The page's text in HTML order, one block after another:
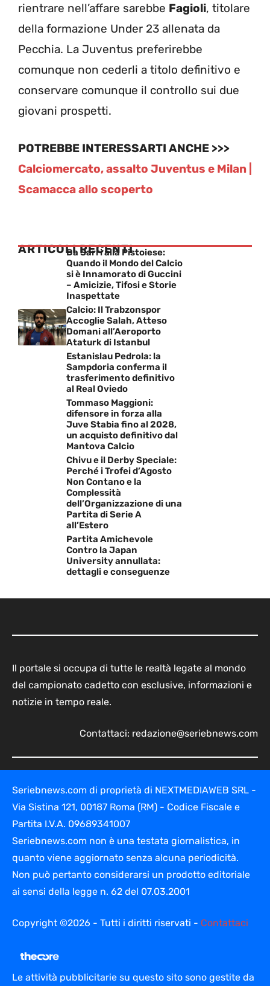
rientrare nell’affare sarebbe Fagioli, titolare
della formazione Under 23 allenata da
Pecchia. La Juventus preferirebbe
comunque non cederli a titolo definitivo e
conservare comunque il controllo sui due
giovani prospetti.
POTREBBE INTERESSARTI ANCHE >>>
Calciomercato, assalto Juventus e Milan |
Scamacca allo scoperto
ARTICOLI RECENTI
Da Sarri alla Pistoiese:
Quando il Mondo del Calcio
si è Innamorato di Guccini
– Amicizie, Tifosi e Storie
Inaspettate
Calcio: Il Trabzonspor
Accoglie Salah, Atteso
Domani all’Aeroporto
Ataturk di Istanbul
Estanislau Pedrola: la
Sampdoria conferma il
trasferimento definitivo
al Real Oviedo
Tommaso Maggioni:
difensore in forza alla
Juve Stabia fino al 2028,
un acquisto definitivo dal
Mantova Calcio
Chivu e il Derby Speciale:
Perché i Trofei d’Agosto
Non Contano e la
Complessità
dell’Organizzazione di una
Partita di Serie A
all’Estero
Partita Amichevole
Contro la Japan
University annullata:
dettagli e conseguenze
Il portale si occupa di tutte le realtà legate al mondo
del campionato cadetto con esclusive, informazioni e
notizie in tempo reale.
Contattaci: redazione@seriebnews.com
Seriebnews.com di proprietà di NEXTMEDIAWEB SRL -
Via Sistina 121, 00187 Roma (RM) - Codice Fiscale e
Partita I.V.A. 09689341007
Seriebnews.com non è una testata giornalistica, in
quanto viene aggiornato senza alcuna periodicità.
Non può pertanto considerarsi un prodotto editoriale
ai sensi della legge n. 62 del 07.03.2001
Copyright ©2026 - Tutti i diritti riservati - Contattaci
Le attività pubblicitarie su questo sito sono gestite da